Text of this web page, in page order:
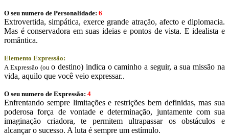
O seu numero de Personalidade: 6
Extrovertida, simpática, exerce grande atração, afecto e diplomacia.
Mas é conservadora em suas ideias e pontos de vista. E idealista e
romântica.
Elemento Expressão:
A Expressão (ouo destino) indica o caminho a seguir, a sua missão na
vida, aquilo que você veio expressar..
O seu numero de Expressão: 4
Enfrentando sempre limitações e restrições bem definidas, mas sua
poderosa força de vontade e determinação, juntamente com sua
imaginação criadora, te permitem ultrapassar os obstáculos e
alcançar o sucesso. A luta é sempre um estímulo.